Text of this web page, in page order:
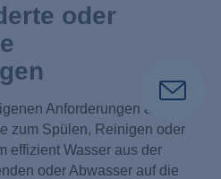
oder
Anforderungen an das
zum Spülen, Reinigen oder
effizient Wasser aus der
oder Abwasser auf die